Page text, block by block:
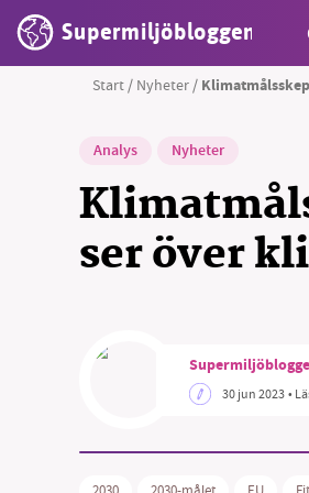
Supermiljöbloggen
Start / Nyheter /
Analys Nyheter
ser över
30 jun 2023•